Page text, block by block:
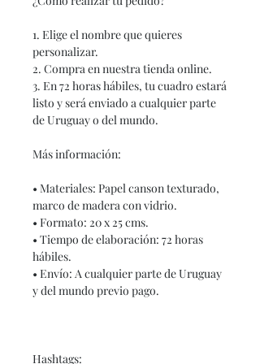
1. Elige el nombre que quieres
personalizar.
2. Compra en nuestra tienda online.
3. En 72 horas hábiles, tu cuadro estará
listo y será enviado a cualquier parte
de Uruguay o del mundo.
Más información:
• Materiales: Papel canson texturado,
marco de madera con vidrio.
• Formato: 20 x 25 cms.
• Tiempo de elaboración: 72 horas
hábiles.
• Envío: A cualquier parte de Uruguay
y del mundo previo pago.
Hashtags: